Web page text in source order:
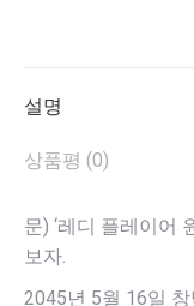
의
아
스
를
설명
상품평 (0)
문) ‘레디 플레이어
보자.
2045년 5월 16일